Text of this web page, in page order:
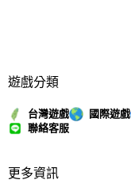
遊戲分類
台灣遊戲 國際遊戲
聯絡客服
更多資訊